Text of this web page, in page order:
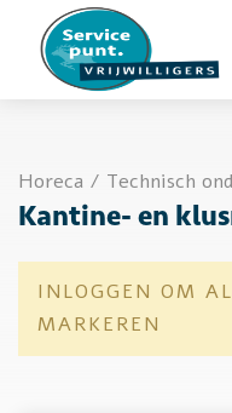
Horeca / Technisch
Kantine- en
INLOGGEN OM
MARKEREN